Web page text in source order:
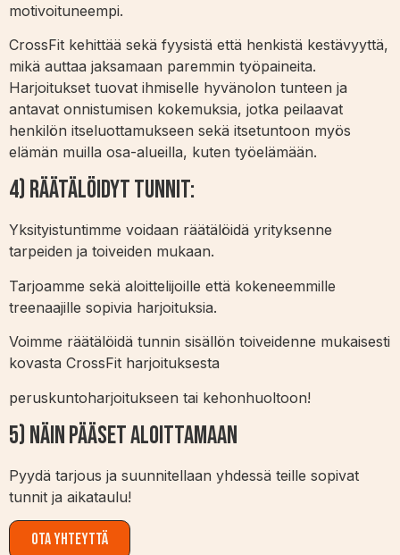
motivoituneempi.
CrossFit kehittää sekä fyysistä että henkistä kestävyyttä,
mikä auttaa jaksamaan paremmin työpaineita.
Harjoitukset tuovat ihmiselle hyvänolon tunteen ja
antavat onnistumisen kokemuksia, jotka peilaavat
henkilön itseluottamukseen sekä itsetuntoon myös
elämän muilla osa-alueilla, kuten työelämään.
4) Räätälöidyt Tunnit:
Yksityistuntimme voidaan räätälöidä yrityksenne
tarpeiden ja toiveiden mukaan.
Tarjoamme sekä aloittelijoille että kokeneemmille
treenaajille sopivia harjoituksia.
Voimme räätälöidä tunnin sisällön toiveidenne mukaisesti
kovasta CrossFit harjoituksesta
peruskuntoharjoitukseen tai kehonhuoltoon!
5) Näin Pääset Aloittamaan
Pyydä tarjous ja suunnitellaan yhdessä teille sopivat
tunnit ja aikataulu!
Ota yhteyttä